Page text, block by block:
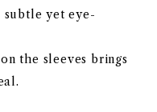
subtle yet eye-
the sleeves brings